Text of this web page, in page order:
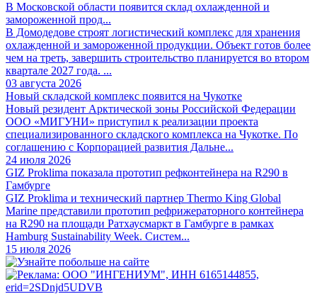
В Московской области появится склад охлажденной и
замороженной прод...
В Домодедове строят логистический комплекс для хранения
охлажденной и замороженной продукции. Объект готов более
чем на треть, завершить строительство планируется во втором
квартале 2027 года. ...
03 августа 2026
Новый складской комплекс появится на Чукотке
Новый резидент Арктической зоны Российской Федерации
ООО «МИГУНИ» приступил к реализации проекта
специализированного складского комплекса на Чукотке. По
соглашению с Корпорацией развития Дальне...
24 июля 2026
GIZ Proklima показала прототип рефконтейнера на R290 в
Гамбурге
GIZ Proklima и технический партнер Thermo King Global
Marine представили прототип рефрижераторного контейнера
на R290 на площади Ратхаусмаркт в Гамбурге в рамках
Hamburg Sustainability Week. Систем...
15 июля 2026